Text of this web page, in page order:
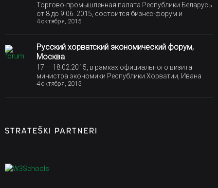
Торгово-промышленная палата Республики Беларусь
от 8 до 9:06. 2015, состоится бизнес-форум и
4 октября, 2015
Русский хорватский экономический форум,
Москва
17 — 18.02.2015, в рамках официального визита
министра экономики Республики Хорватии, Ивана
4 октября, 2015
STRATEŠKI PARTNERI